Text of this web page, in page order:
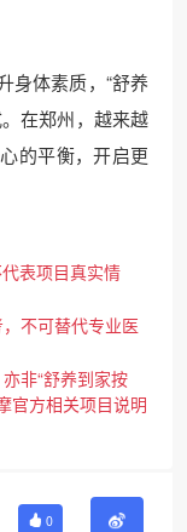
身体素质，“舒养
在郑州，越来越
的平衡，开启更
表项目真实情
不可替代专业医
非“舒养到家按
官方相关项目说明
0